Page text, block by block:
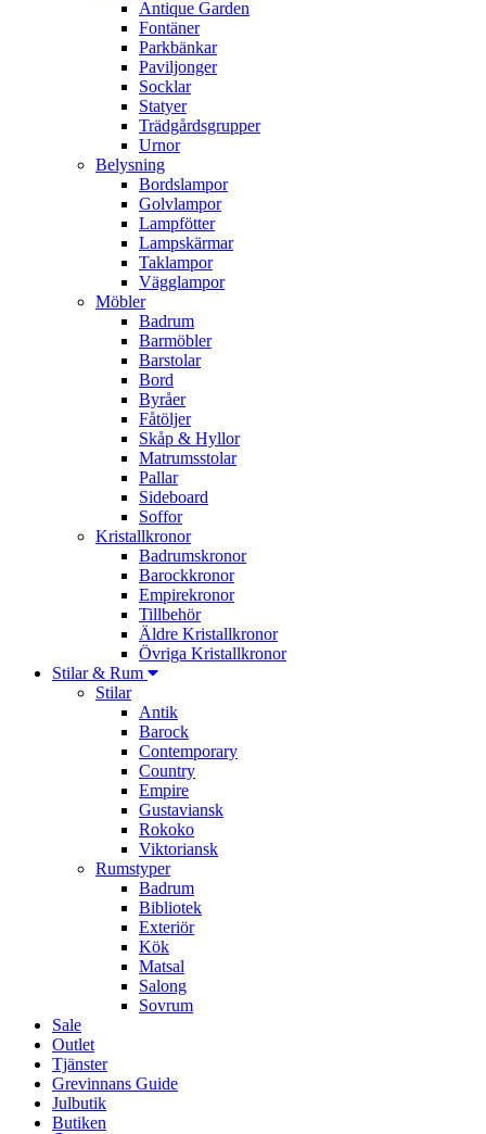
Antique Garden
Fontäner
Parkbänkar
Paviljonger
Socklar
Statyer
Trädgårdsgrupper
Urnor
Belysning
Bordslampor
Golvlampor
Lampfötter
Lampskärmar
Taklampor
Vägglampor
Möbler
Badrum
Barmöbler
Barstolar
Bord
Byråer
Fåtöljer
Skåp & Hyllor
Matrumsstolar
Pallar
Sideboard
Soffor
Kristallkronor
Badrumskronor
Barockkronor
Empirekronor
Tillbehör
Äldre Kristallkronor
Övriga Kristallkronor
Stilar & Rum
Stilar
Antik
Barock
Contemporary
Country
Empire
Gustaviansk
Rokoko
Viktoriansk
Rumstyper
Badrum
Bibliotek
Exteriör
Kök
Matsal
Salong
Sovrum
Sale
Outlet
Tjänster
Grevinnans Guide
Julbutik
Butiken